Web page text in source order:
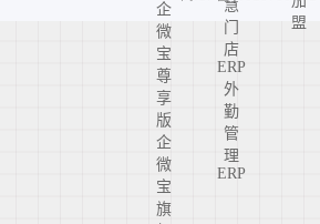
企
微
宝
尊
享
版
企
微
宝
旗
慧
门
店
ERP
外
勤
管
理
ERP
盟